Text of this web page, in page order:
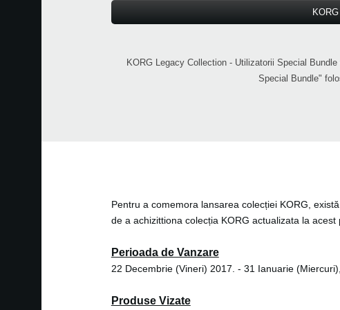
KORG Legacy Collection - Utilizatorii Special
Special Bundle"
Pentru a comemora lansarea colecției KORG,
de a achizittiona colecția KORG actualizata la
Perioada de Vanzare
22 Decembrie (Vineri) 2017. - 31 Ianuarie
Produse Vizate